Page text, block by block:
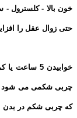
خون بالا - کلسترول -
حتی زوال عقل را
خوابیدن 5
که چربی شکم در بدن